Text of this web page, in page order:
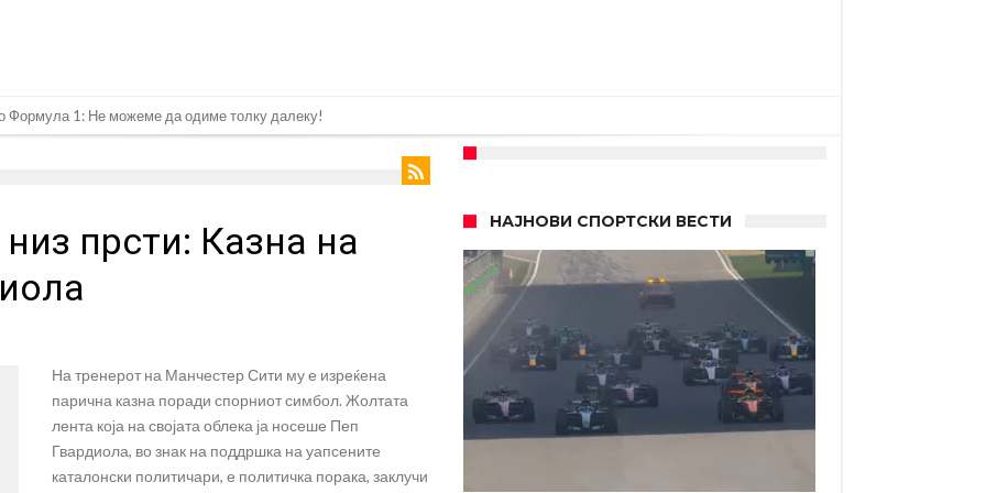
на Ливерпул за трансферот ан Бредли Баркола?
со 0-2 на Ролан Гарос, а сега даде срамен коментар за него
рекорд: Мурињо добива засилување за 140 милиони евра!
неверојатен стадион од 62 милиони евра? (Видео)
на финалето на Светското првенство сака да замине
навивачите на Реал: Стигнува во Мадрид за потпис на договор
УФЦ-борец: Шпалир, музика и аплауз кој ги расплака сите (Видео)
усмрти фудбалери, а уште 12 се повредени
прсти: Казна на
На тренерот на Манчестер Сити му е изреќена
парична казна поради спорниот симбол. Жолтата
лента која на својата облека ја носеше Пеп
Гвардиола, во знак на поддршка на уапсените
каталонски политичари, е политичка порака, заклучи
НАЈНОВИ СПОРТСКИ ВЕСТИ